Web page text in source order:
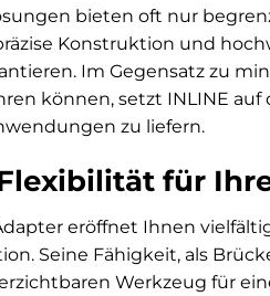
bieten oft nur
Konstruktion und
Im Gegensatz zu
können, setzt INLINE
zu liefern.
für
eröffnet Ihnen
Seine Fähigkeit, als
Werkzeug für